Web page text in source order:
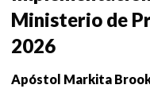
Ministerio de
2026
Apóstol Markita